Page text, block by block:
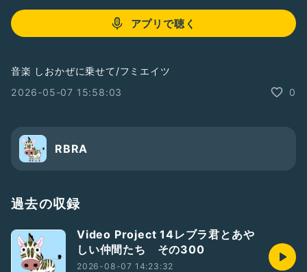
アプリで聴く
音楽 しおかぜに乗せて/フミエイツ
2026-05-07 15:58:03
0
RBRA
過去の収録
Video Project 14レブラ君とあや
しい仲間たち その300
2026-08-07 14:23:32